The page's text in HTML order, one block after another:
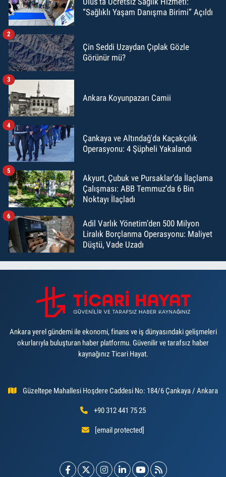
“Sağlıklı Yaşam Danışma Birimi” Açıldı
Çin Seddi Uzaydan Çıplak Gözle
Görünür mü?
2
Ankara Koyunpazarı Camii
3
Çankaya ve Altındağ'da Kaçakçılık
Operasyonu: 4 Şüpheli Yakalandı
4
Akyurt, Çubuk ve Pursaklar’da İlaçlama
Çalışması: ABB Temmuz’da 6 Bin
Noktayı İlaçladı
5
Adil Varlık Yönetim’den 500 Milyon
Liralık Borçlanma Operasyonu: Maliyet
Düştü, Vade Uzadı
6
Ankara yerel gündemi ile ekonomi, finans ve iş dünyasındaki gelişmeleri
okurlarıyla buluşturan haber platformu. Güvenilir ve tarafsız haber
kaynağınız Ticari Hayat.
Güzeltepe Mahallesi Hoşdere Caddesi No: 184/6 Çankaya / Ankara
+90 312 441 75 25
[email protected]